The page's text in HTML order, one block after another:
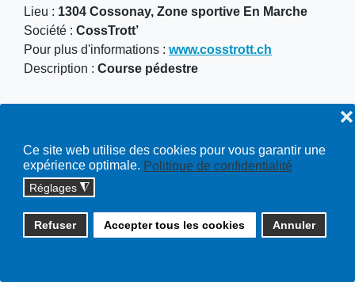
Ce site web utilise des cookies pour vous garantir une
expérience optimale. Politique de confidentialité
Réglages ◮
Refuser Accepter tous les cookies Annuler
❌
Lieu : 1304 Cossonay, Zone sportive En Marche
Société : CossTrott’
Pour plus d'informations : www.cosstrott.ch
Description : Course pédestre
Copyright © 2026 cossonay.ch - tous droits réservés | site :
Plan du site